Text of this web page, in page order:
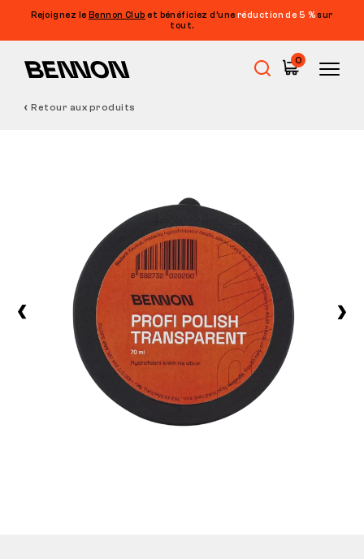
Rejoignez le Bennon Club et bénéficiez d’une réduction de 5 %sur
tout.
0
Barefoot
Outdoor
Chaussures de loisirs
Retour aux produits